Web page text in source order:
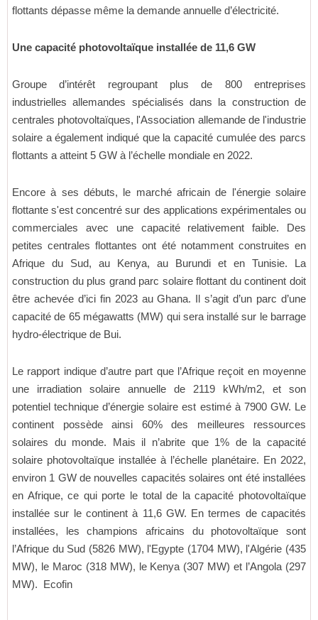
flottants dépasse même la demande annuelle d’électricité.
Une capacité photovoltaïque installée de 11,6 GW
Groupe d’intérêt regroupant plus de 800 entreprises
industrielles allemandes spécialisés dans la construction de
centrales photovoltaïques, l'Association allemande de l'industrie
solaire a également indiqué que la capacité cumulée des parcs
flottants a atteint 5 GW à l’échelle mondiale en 2022.
Encore à ses débuts, le marché africain de l'énergie solaire
flottante s'est concentré sur des applications expérimentales ou
commerciales avec une capacité relativement faible. Des
petites centrales flottantes ont été notamment construites en
Afrique du Sud, au Kenya, au Burundi et en Tunisie. La
construction du plus grand parc solaire flottant du continent doit
être achevée d’ici fin 2023 au Ghana. Il s’agit d’un parc d’une
capacité de 65 mégawatts (MW) qui sera installé sur le barrage
hydro-électrique de Bui.
Le rapport indique d’autre part que l’Afrique reçoit en moyenne
une irradiation solaire annuelle de 2119 kWh/m2, et son
potentiel technique d’énergie solaire est estimé à 7900 GW. Le
continent possède ainsi 60% des meilleures ressources
solaires du monde. Mais il n’abrite que 1% de la capacité
solaire photovoltaïque installée à l’échelle planétaire. En 2022,
environ 1 GW de nouvelles capacités solaires ont été installées
en Afrique, ce qui porte le total de la capacité photovoltaïque
installée sur le continent à 11,6 GW. En termes de capacités
installées, les champions africains du photovoltaïque sont
l’Afrique du Sud (5826 MW), l'Egypte (1704 MW), l'Algérie (435
MW), le Maroc (318 MW), le Kenya (307 MW) et l’Angola (297
MW). Ecofin